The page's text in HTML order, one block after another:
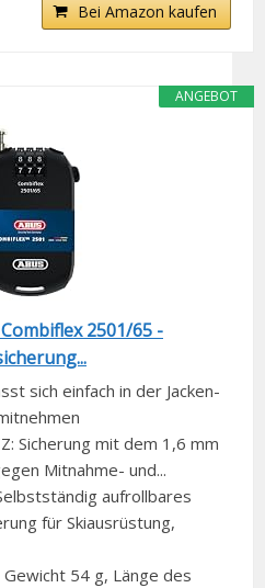
Bei Amazon kaufen
ANGEBOT
2501/65 -
sich einfach in der Jacken-
Sicherung mit dem 1,6 mm
Mitnahme- und...
aufrollbares
für Skiausrüstung,
Gewicht 54 g, Länge des